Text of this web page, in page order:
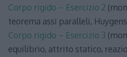
Corpo rigido – Esercizio 2
teorema assi paralleli,
Corpo rigido – Esercizio 3
equilibrio, attrito statico,